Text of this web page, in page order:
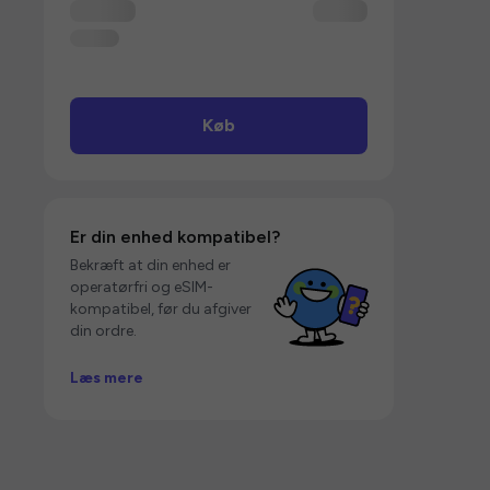
Køb
Er din enhed kompatibel?
Bekræft at din enhed er
operatørfri og eSIM-
kompatibel, før du afgiver
din ordre.
Læs mere